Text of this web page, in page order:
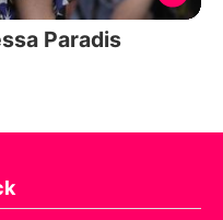
Paradis